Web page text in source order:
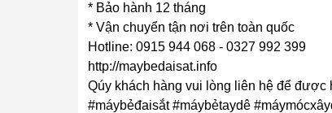
* Bảo hành 12 tháng
* Vận chuyển tận nơi trên toàn quốc
Hotline: 0915 944 068 - 0327 992 399
http://maybedaisat.info
Qúy khách hàng vui lòng liên hệ để được
#máybẻđaisắt #máybẻtaydê